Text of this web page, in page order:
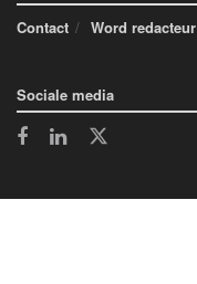
Contact
Word redacteur
Sociale media